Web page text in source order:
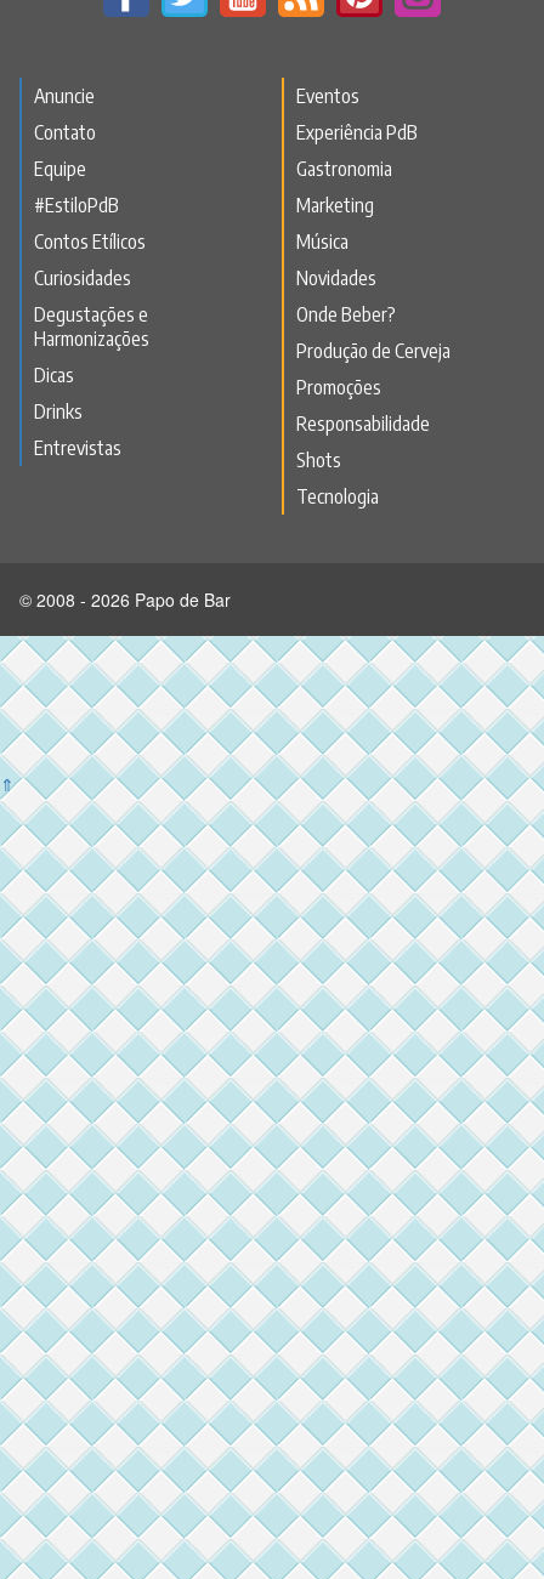
Anuncie
Contato
Equipe
#EstiloPdB
Contos Etílicos
Curiosidades
Degustações e
Harmonizações
Dicas
Drinks
Entrevistas
Eventos
Experiência PdB
Gastronomia
Marketing
Música
Novidades
Onde Beber?
Produção de Cerveja
Promoções
Responsabilidade
Shots
Tecnologia
© 2008 - 2026 Papo de Bar
⇑